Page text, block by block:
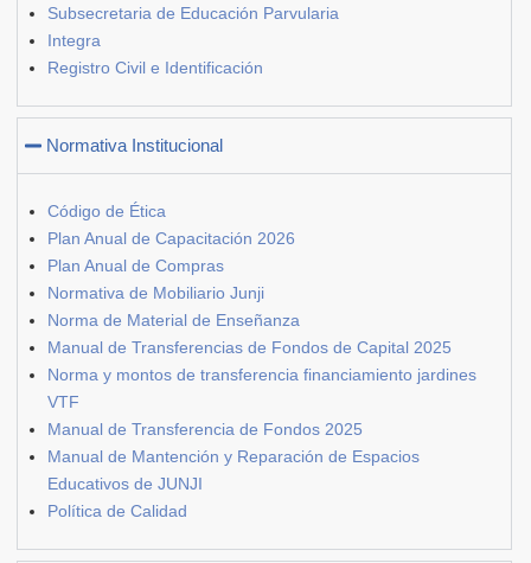
Subsecretaria de Educación Parvularia
Integra
Registro Civil e Identificación
Normativa Institucional
Código de Ética
Plan Anual de Capacitación 2026
Plan Anual de Compras
Normativa de Mobiliario Junji
Norma de Material de Enseñanza
Manual de Transferencias de Fondos de Capital 2025
Norma y montos de transferencia financiamiento jardines
VTF
Manual de Transferencia de Fondos 2025
Manual de Mantención y Reparación de Espacios
Educativos de JUNJI
Política de Calidad